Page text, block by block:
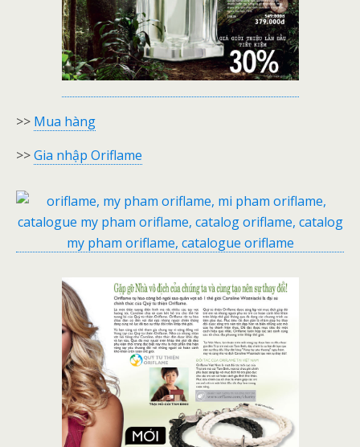
>> Mua hàng
>>Gia nhập Oriflame